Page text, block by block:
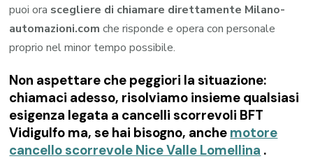
puoi ora scegliere di chiamare direttamente Milano-
automazioni.com che risponde e opera con personale
proprio nel minor tempo possibile.
Non aspettare che peggiori la situazione:
chiamaci adesso, risolviamo insieme qualsiasi
esigenza legata a cancelli scorrevoli BFT
Vidigulfo ma, se hai bisogno, anche motore
cancello scorrevole Nice Valle Lomellina .